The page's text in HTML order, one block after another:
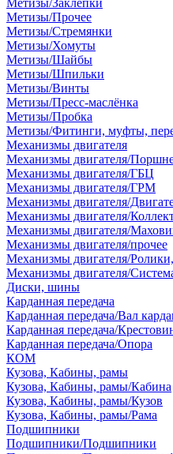
Метизы/Заклепки
Метизы/Прочее
Метизы/Стремянки
Метизы/Хомуты
Метизы/Шайбы
Метизы/Шпильки
Метизы/Винты
Метизы/Пресс-маслёнка
Метизы/Пробка
Метизы/Фитинги, муфты,
Механизмы двигателя
Механизмы двигателя/
Механизмы двигателя/ГБЦ
Механизмы двигателя/ГРМ
Механизмы двигателя/
Механизмы двигателя/
Механизмы двигателя/
Механизмы двигателя/прочее
Механизмы двигателя/
Механизмы двигателя/
Диски, шины
Карданная передача
Карданная передача/Вал
Карданная передача/
Карданная передача/Опора
КОМ
Кузова, Кабины, рамы
Кузова, Кабины, рамы/Кабина
Кузова, Кабины, рамы/Кузов
Кузова, Кабины, рамы/Рама
Подшипники
Подшипники/Подшипники